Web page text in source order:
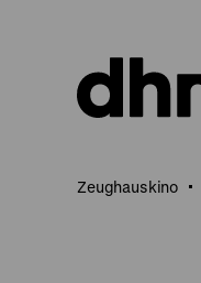
Seiteninhalt
springen
Zeughauskino